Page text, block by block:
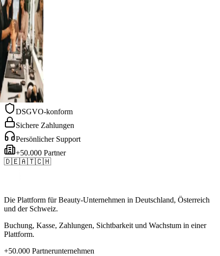
Spa
Heilpraktiker
Piercing
Spa
Heilpraktiker
Piercing
DSGVO-konform
Sichere Zahlungen
Persönlicher Support
+50.000 Partner
🇩🇪🇦🇹🇨🇭
Die Plattform für Beauty-Unternehmen in Deutschland, Österreich
und der Schweiz.
Buchung, Kasse, Zahlungen, Sichtbarkeit und Wachstum in einer
Plattform.
+50.000 Partnerunternehmen